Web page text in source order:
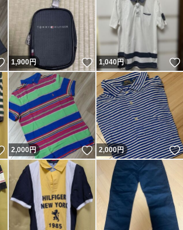
いいね！
1,900円 いいね！
1,040円
いいね！
2,000円 いいね！
2,000円